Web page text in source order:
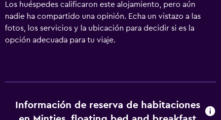
Los huéspedes calificaron este alojamiento, pero aún
nadie ha compartido una opinión. Echa un vistazo a las
fotos, los servicios y la ubicación para decidir si es la
opción adecuada para tu viaje.
Información de reserva de habitaciones